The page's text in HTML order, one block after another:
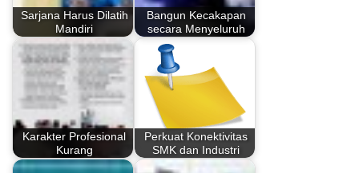
Sarjana Harus Dilatih
Mandiri
Bangun Kecakapan
secara Menyeluruh
Karakter Profesional
Kurang
Perkuat Konektivitas
SMK dan Industri